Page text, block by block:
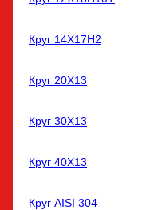
Круг 14Х17Н2
Круг 20Х13
Круг 30Х13
Круг 40Х13
Круг AISI 304